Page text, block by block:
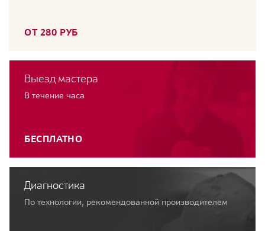
ОТ 280 РУБ
Выезд мастера
В течение часа
БЕСПЛАТНО
Диагностика
По технологии, рекомендованной производителем